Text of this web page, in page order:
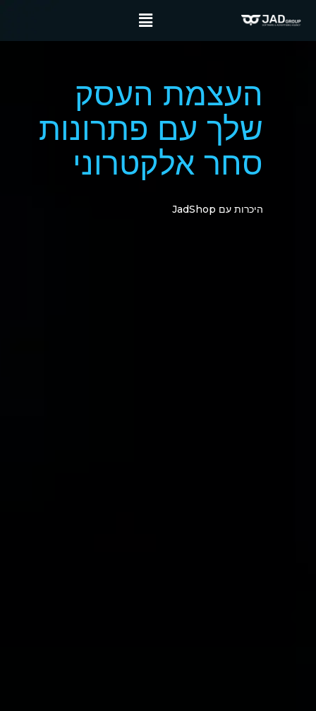
העצמת העסק
שלך עם פתרונות
סחר אלקטרוני
היכרות עם JadShop